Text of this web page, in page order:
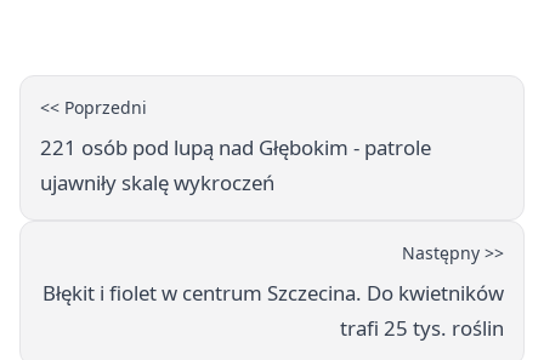
<< Poprzedni
221 osób pod lupą nad Głębokim - patrole
ujawniły skalę wykroczeń
Następny >>
Błękit i fiolet w centrum Szczecina. Do kwietników
trafi 25 tys. roślin